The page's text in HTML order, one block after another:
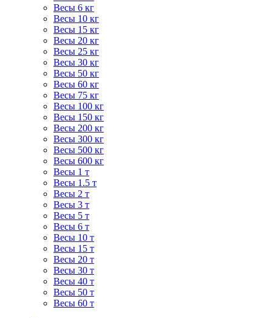
Весы 6 кг
Весы 10 кг
Весы 15 кг
Весы 20 кг
Весы 25 кг
Весы 30 кг
Весы 50 кг
Весы 60 кг
Весы 75 кг
Весы 100 кг
Весы 150 кг
Весы 200 кг
Весы 300 кг
Весы 500 кг
Весы 600 кг
Весы 1 т
Весы 1.5 т
Весы 2 т
Весы 3 т
Весы 5 т
Весы 6 т
Весы 10 т
Весы 15 т
Весы 20 т
Весы 30 т
Весы 40 т
Весы 50 т
Весы 60 т